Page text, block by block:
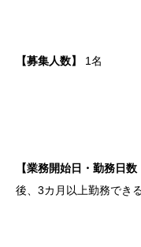
【募集人数】 1名
【業務開始日・勤務日数
後、3カ月以上勤務でき